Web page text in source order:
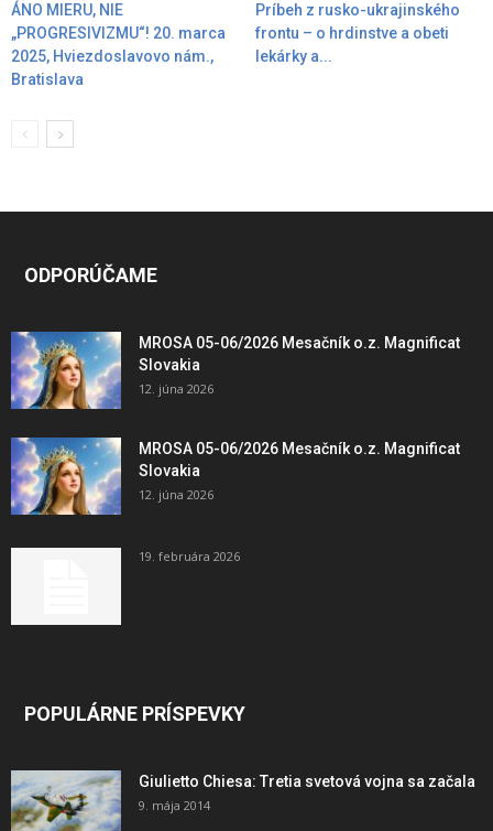
ÁNO MIERU, NIE
„PROGRESIVIZMU“! 20. marca
2025, Hviezdoslavovo nám.,
Bratislava
Príbeh z rusko-ukrajinského
frontu – o hrdinstve a obeti
lekárky a...
ODPORÚČAME
MROSA 05-06/2026 Mesačník o.z. Magnificat
Slovakia
12. júna 2026
MROSA 05-06/2026 Mesačník o.z. Magnificat
Slovakia
12. júna 2026
19. februára 2026
POPULÁRNE PRÍSPEVKY
Giulietto Chiesa: Tretia svetová vojna sa začala
9. mája 2014